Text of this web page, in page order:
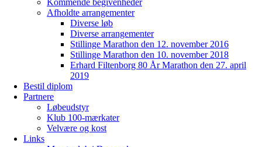
Kommende begivenheder
Afholdte arrangementer
Diverse løb
Diverse arrangementer
Stillinge Marathon den 12. november 2016
Stillinge Marathon den 10. november 2018
Erhard Filtenborg 80 År Marathon den 27. april
2019
Bestil diplom
Partnere
Løbeudstyr
Klub 100-mærkater
Velvære og kost
Links